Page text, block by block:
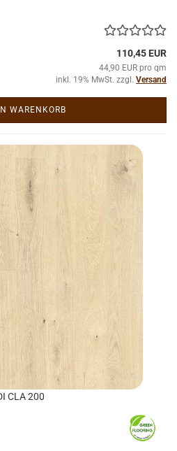
110,45 EUR
44,90 EUR pro qm
inkl. 19% MwSt. zzgl. Versand
WARENKORB
CLA 200